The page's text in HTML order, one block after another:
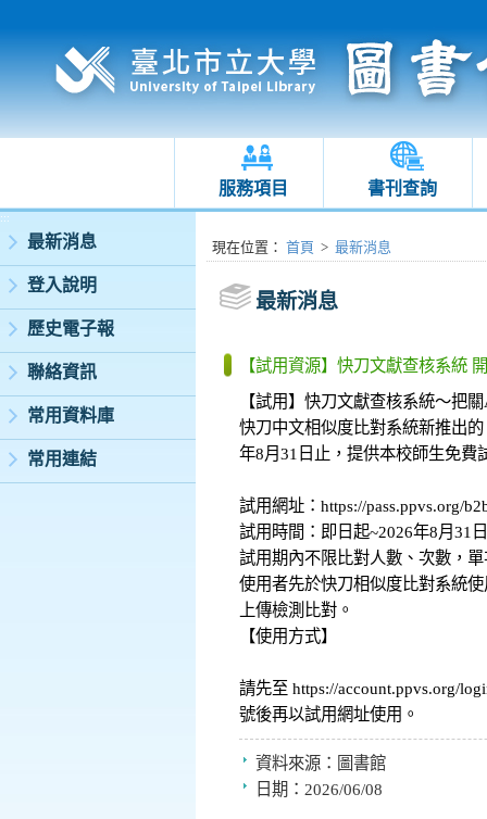
服務項目 書刊查詢
:::
最新消息
登入說明
歷史電子報
聯絡資訊
常用資料庫
常用連結
:::現在位置 ： 首頁 > 最新消息
最新消息
【試用資源】快刀文獻查核系統
【試用】快刀文獻查核系統～把
快刀中文相似度比對系統新推出
年8月31日止，提供本校師生免費
試用網址：https://pass.ppvs.org/
試用時間：即日起~2026年8月31日
試用期內不限比對人數、次數，
使用者先於快刀相似度比對系統
上傳檢測比對。
【使用方式】
請先至 https://account.ppvs.org/
號後再以試用網址使用。
資料來源： 圖書館
日期： 2026/06/08